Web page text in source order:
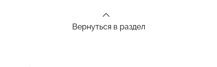
Вернуться в раздел